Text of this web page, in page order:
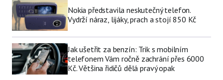
Nokia představila neskutečný telefon.
Vydrží náraz, lijáky, prach a stojí 850 Kč
Jak ušetřit za benzín: Trik s mobilním
telefonem Vám ročně zachrání přes 6000
Kč. Většina řidičů dělá pravý opak